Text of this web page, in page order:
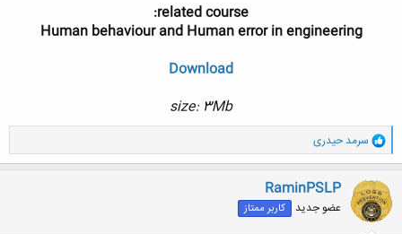
related course:
Human behaviour and Human error in engineering
Download
size: 3Mb
و
ا
ک
ن
ش
ه
ا
سرمد حیدری
RaminPSLP
عضو جدید کاربر ممتاز